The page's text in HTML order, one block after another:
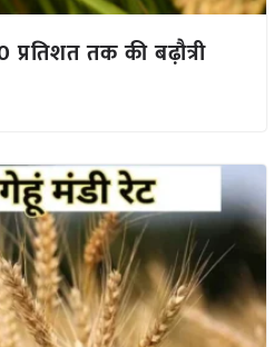
प्रतिशत तक की बढ़ौत्री